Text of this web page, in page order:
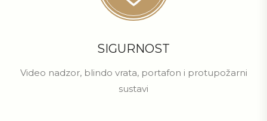
SIGURNOST
Video nadzor, blindo vrata, portafon i protupožarni
sustavi